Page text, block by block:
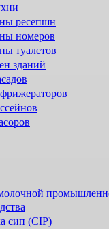
ресепшн
номеров
туалетов
зданий
сип (CIP)